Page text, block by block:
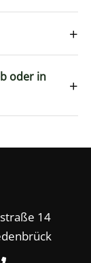
+
oder in
+
14